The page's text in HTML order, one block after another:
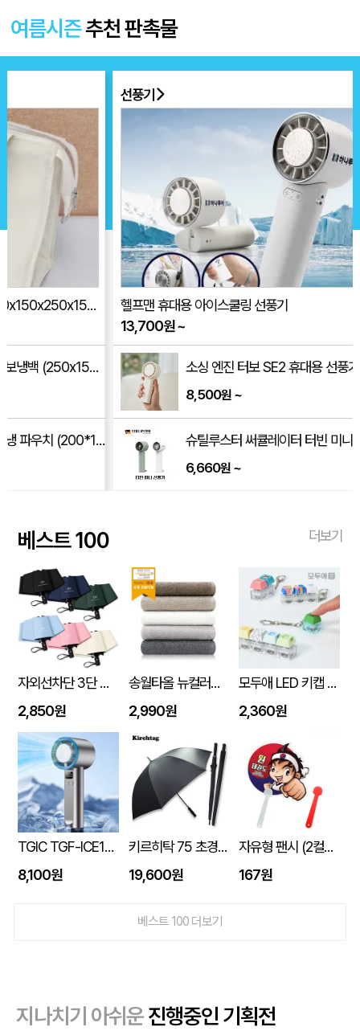
여름시즌추천 판촉물
헬프맨 휴대용 아이스쿨링 선풍기
소싱 엔진 터보 SE2 휴대용 선풍기
~
슈틸루스터 써큘레이터 터빈 미니 휴대용 선풍기 ST-SF100
베스트 100 더보기
자외선차단 3단 자동 암막 양우산
2,850원
송월타올 뉴컬러무지 150g (30수/40*80cm)
2,990원
모두애 LED 키캡 키링 굿즈
2,360원
TGIC TGF-ICE1800 휴대용 냉각 선풍기
8,100원
키르히탁 75 초경량 올카본 UV 암막우산
19,600원
자유형 팬시 (2컬러) 부채 150&#8709;~190&#8709; (손잡이110mm)
167원
베스트 100 더보기
지나치기 아쉬운진행중인 기획전